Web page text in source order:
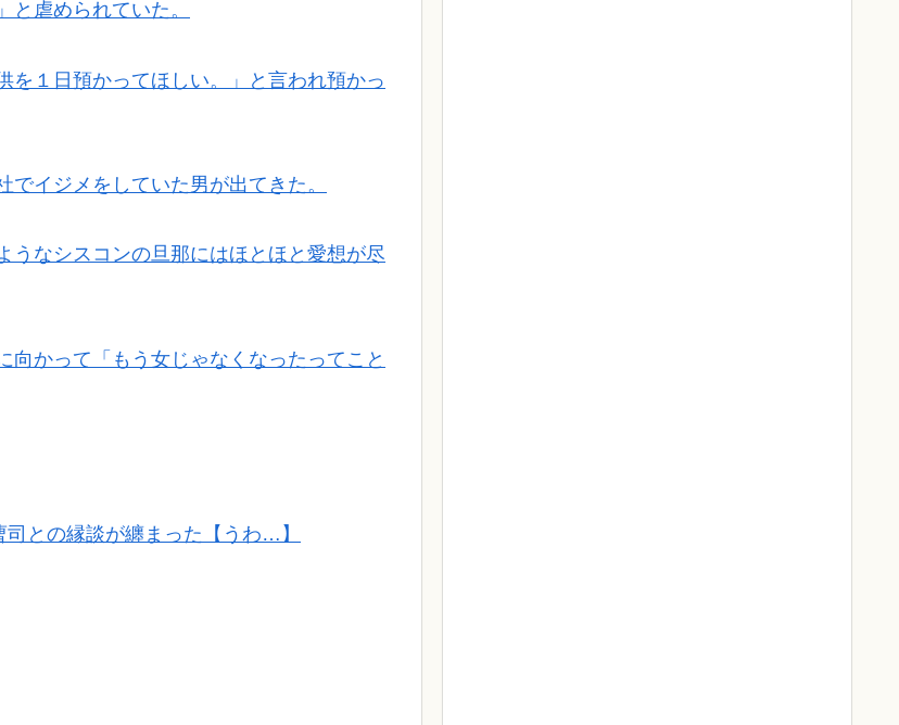
と虐められていた。
を１日預かってほしい。」と言われ預かっ
でイジメをしていた男が出てきた。
うなシスコンの旦那にはほとほと愛想が尽
向かって「もう女じゃなくなったってこと
司との縁談が纏まった【うわ…】